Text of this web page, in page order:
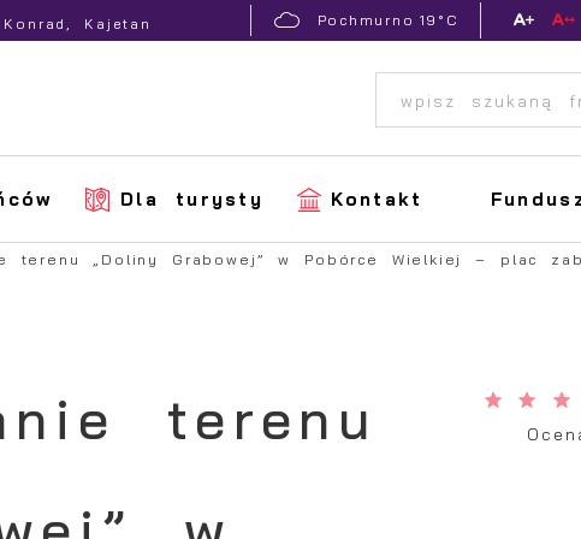
Kajetan Pochmurno 19°C
Dla turysty Kontakt
terenu „Doliny Grabowej” w Pobórce Wielkiej – plac
terenu